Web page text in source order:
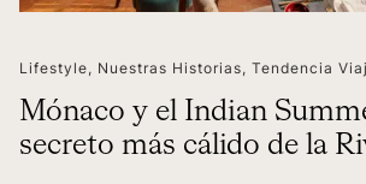
Lifestyle, Nuestras Historias, Tendencia
Mónaco y el Indian
secreto más cálido de la